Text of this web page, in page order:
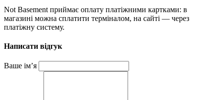
Not Basement приймає оплату платіжними картками: в
магазині можна сплатити терміналом, на сайті — через
платіжну систему.
Написати відгук
Ваше ім’я